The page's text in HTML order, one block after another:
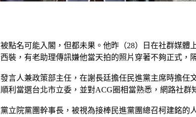
點名可能入閣，但都未果。他昨（28）日在社群媒
裝，有老助理傳訊嫌他當天拍的照片穿著不夠正式，
言人兼政策部主任，在謝長廷擔任民進黨主席時擔
利當選台北市立委，並對ACG圈相當熟悉，網路社群
立院黨團幹事長，被視為接棒民進黨團總召柯建銘